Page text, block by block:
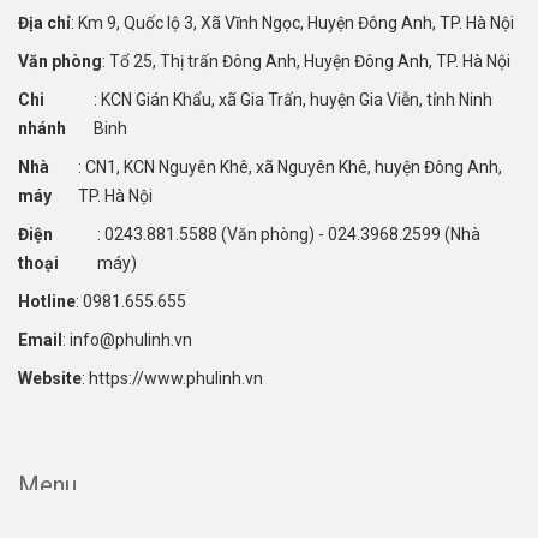
Địa chỉ: Km 9, Quốc lộ 3, Xã Vĩnh Ngọc, Huyện Đông Anh, TP. Hà Nội
Văn phòng: Tổ 25, Thị trấn Đông Anh, Huyện Đông Anh, TP. Hà Nội
Chi
nhánh
: KCN Gián Khẩu, xã Gia Trấn, huyện Gia Viễn, tỉnh Ninh
Binh
Nhà
máy
: CN1, KCN Nguyên Khê, xã Nguyên Khê, huyện Đông Anh,
TP. Hà Nội
Điện
thoại
: 0243.881.5588 (Văn phòng) - 024.3968.2599 (Nhà
máy)
Hotline: 0981.655.655
Email : info@phulinh.vn
Website: https://www.phulinh.vn
Menu